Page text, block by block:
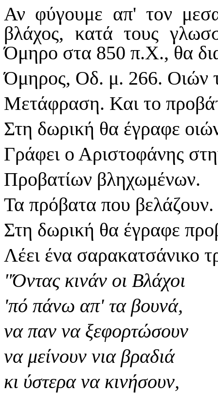
Αν φύγουμε απ' τον
βλάχος, κατά τους
Όμηρο στα 850 π.Χ., θα
Όμηρος, Οδ. μ. 266. Οιών
Μετάφραση. Και το
Στη δωρική θα έγραφε
Γράφει ο Αριστοφάνης
Προβατίων βληχωμένων.
Τα πρόβατα που βελάζουν.
Στη δωρική θα έγραφε
Λέει ένα σαρακατσάνικο
"Όντας κινάν οι Βλάχοι
'πό πάνω απ' τα βουνά,
να παν να ξεφορτώσουν
να μείνουν νια βραδιά
κι ύστερα να κινήσουν,